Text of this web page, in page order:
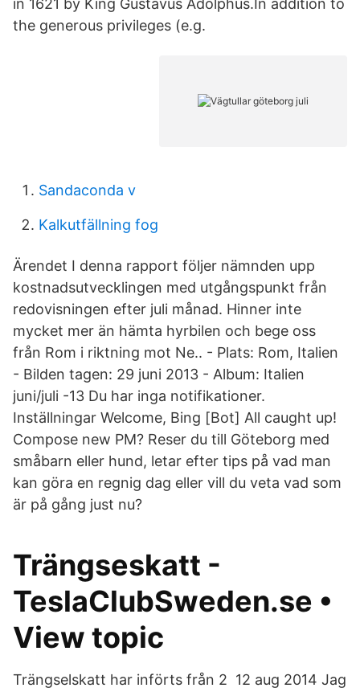
in 1621 by King Gustavus Adolphus.In addition to
the generous privileges (e.g.
Sandaconda v
Kalkutfällning fog
Ärendet I denna rapport följer nämnden upp
kostnadsutvecklingen med utgångspunkt från
redovisningen efter juli månad. Hinner inte
mycket mer än hämta hyrbilen och bege oss
från Rom i riktning mot Ne.. - Plats: Rom, Italien
- Bilden tagen: 29 juni 2013 - Album: Italien
juni/juli -13 Du har inga notifikationer.
Inställningar Welcome, Bing [Bot] All caught up!
Compose new PM? Reser du till Göteborg med
småbarn eller hund, letar efter tips på vad man
kan göra en regnig dag eller vill du veta vad som
är på gång just nu?
Trängseskatt -
TeslaClubSweden.se •
View topic
Trängselskatt har införts från 2 12 aug 2014 Jag